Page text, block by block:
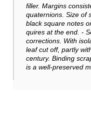
filler. Margins
quaternions. Size of
black square notes
quires at the end. -
corrections. With
leaf cut off, partly
century. Binding
is a well-preserved